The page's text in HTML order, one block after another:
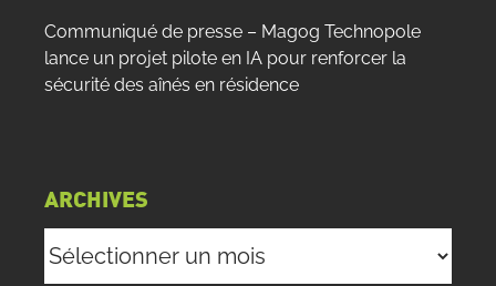
Communiqué de presse – Magog Technopole
lance un projet pilote en IA pour renforcer la
sécurité des aînés en résidence
ARCHIVES